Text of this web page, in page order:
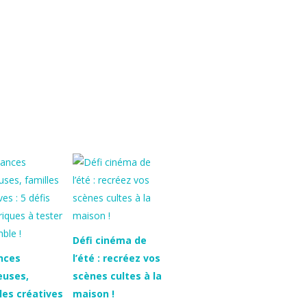
créatives
Défi cinéma de
l’été : recréez vos
scènes cultes à la
maison !